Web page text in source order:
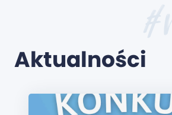
Aktualności